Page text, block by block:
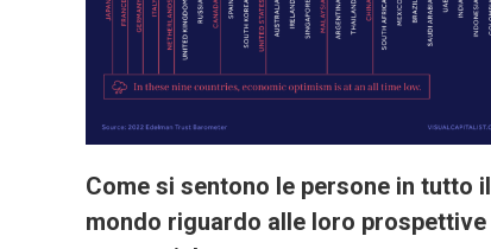
Come si sentono le persone in tutto il
mondo riguardo alle loro prospettive